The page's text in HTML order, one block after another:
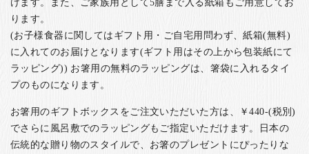
ります。
(お子様食器に関してはギフト用・ご自宅用問わず、紙箱(無料)
に入れてのお届けとなります(ギフト用はその上から包装紙にて
ラッピング)) お箸用の無料のラッピングは、箸袋に入れるタイ
プのものになります。
お箸用のギフトボックスをご注文いただいた方は、￥440-(税別)
でさらに風呂敷でのラッピングもご指定いただけます。日本の
伝統的な贈り物のスタイルで、お箸のプレゼントにぴったりな